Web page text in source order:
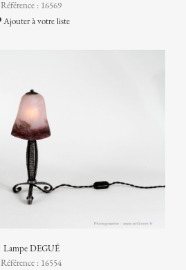
Référence : 16569
Ajouter à votre liste
Lampe DEGUÉ
Référence : 16554